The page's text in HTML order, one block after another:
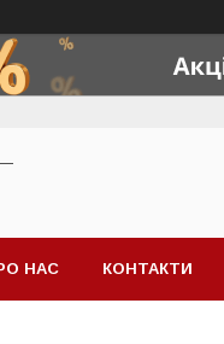
—
НАС КОНТАКТИ